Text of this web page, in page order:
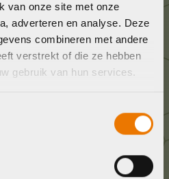
van onze site met onze
adverteren en analyse. Deze
combineren met andere
verstrekt of die ze hebben
gebruik van hun services.
contact op via de